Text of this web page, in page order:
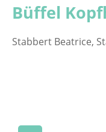
Büffel
Stabbert Beatrice,